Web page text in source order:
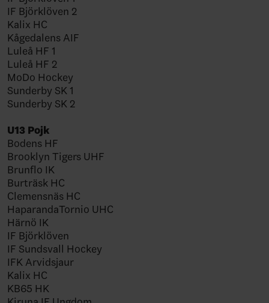
IF Björklöven 2
Kalix HC
Kågedalens AIF
Luleå HF 1
Luleå HF 2
MoDo Hockey
Sunderby SK 1
Sunderby SK 2
U13 Pojk
Bodens HF
Brooklyn Tigers UHF
Brunflo IK
Burträsk HC
Clemensnäs HC
HaparandaTornio UHC
Härnö IK
IF Björklöven
IF Sundsvall Hockey
IFK Arvidsjaur
Kalix HC
KB65 HK